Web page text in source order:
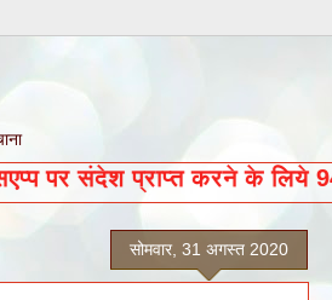
के लिये व्हाट्सएप्प पर संदेश
सोमवार, 31 अगस्त 2020